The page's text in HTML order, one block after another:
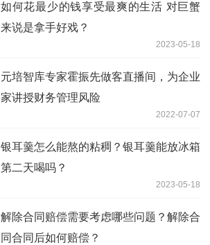
如何花最少的钱享受最爽的生活 对巨蟹
来说是拿手好戏？
2023-05-18
元培智库专家霍振先做客直播间，为企业
家讲授财务管理风险
2022-07-07
银耳羹怎么能熬的粘稠？银耳羹能放冰箱
第二天喝吗？
2023-05-18
解除合同赔偿需要考虑哪些问题？解除合
同合同后如何赔偿？